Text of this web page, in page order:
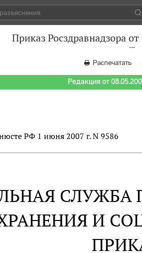
Приказ Росздравнадзора
Распечатать
Редакция от
РФ 1 июня 2007 г. N 9586
СЛУЖБА
И